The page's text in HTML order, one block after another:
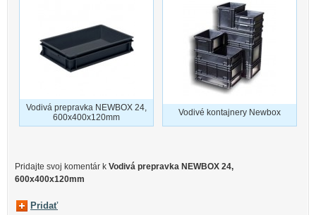
Vodivá prepravka NEWBOX 24,
600x400x120mm
Vodivé kontajnery Newbox
Pridajte svoj ​​komentár k Vodivá prepravka NEWBOX 24,
600x400x120mm
Pridať